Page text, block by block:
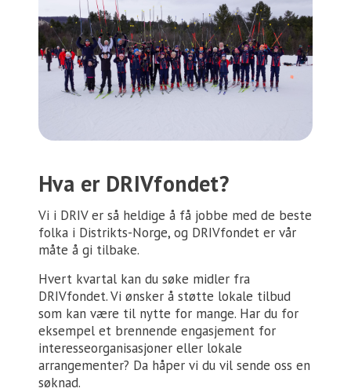
Hva er DRIVfondet?
Vi i DRIV er så heldige å få jobbe med de beste
folka i Distrikts-Norge, og DRIVfondet er vår
måte å gi tilbake.
Hvert kvartal kan du søke midler fra
DRIVfondet. Vi ønsker å støtte lokale tilbud
som kan være til nytte for mange. Har du for
eksempel et brennende engasjement for
interesseorganisasjoner eller lokale
arrangementer? Da håper vi du vil sende oss en
søknad.